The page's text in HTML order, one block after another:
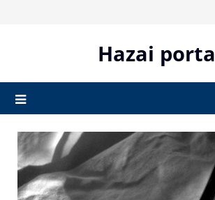
Hazai porta